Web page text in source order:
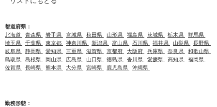
都道府県：
北海道
青森県 岩手県 宮城県 秋田県 山形県 福島県 茨城県 栃木県
群馬県
埼玉県
千葉県 東京都 神奈川県 新潟県 富山県 石川県 福井県 山梨県
長野県
岐阜県
静岡県 愛知県 三重県 滋賀県 京都府 大阪府 兵庫県 奈良県
和歌山県
鳥取県
島根県 岡山県 広島県 山口県 徳島県 香川県 愛媛県 高知県
福岡県
佐賀県
長崎県 熊本県 大分県 宮崎県 鹿児島県 沖縄県
勤務形態：